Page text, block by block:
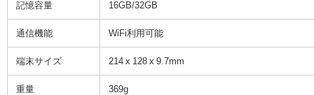
記憶容量 16GB/32GB
通信機能 WiFi利用可能
端末サイズ 214 x 128 x 9.7mm
重量 369g